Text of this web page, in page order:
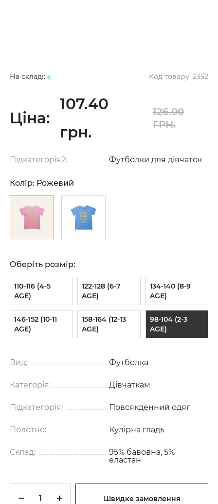
На складі: є Код товару: 2352
Ціна:
107.40
грн.
126.00
ГРН.
Підкатегорія2: Футболки для дівчаток
Колір: Рожевий
Оберіть розмір:
110-116 (4-5
AGE)
122-128 (6-7
AGE)
134-140 (8-9
AGE)
146-152 (10-11
AGE)
158-164 (12-13
AGE)
98-104 (2-3
AGE)
Вид: Футболка
Категорія: Дівчаткам
Підкатегорія: Повсякденний одяг
Полотно: Кулірна гладь
Склад:
95% бавовна, 5%
еластан
Швидке замовлення